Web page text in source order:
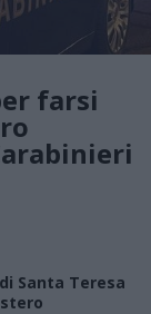
farsi
Santa Teresa